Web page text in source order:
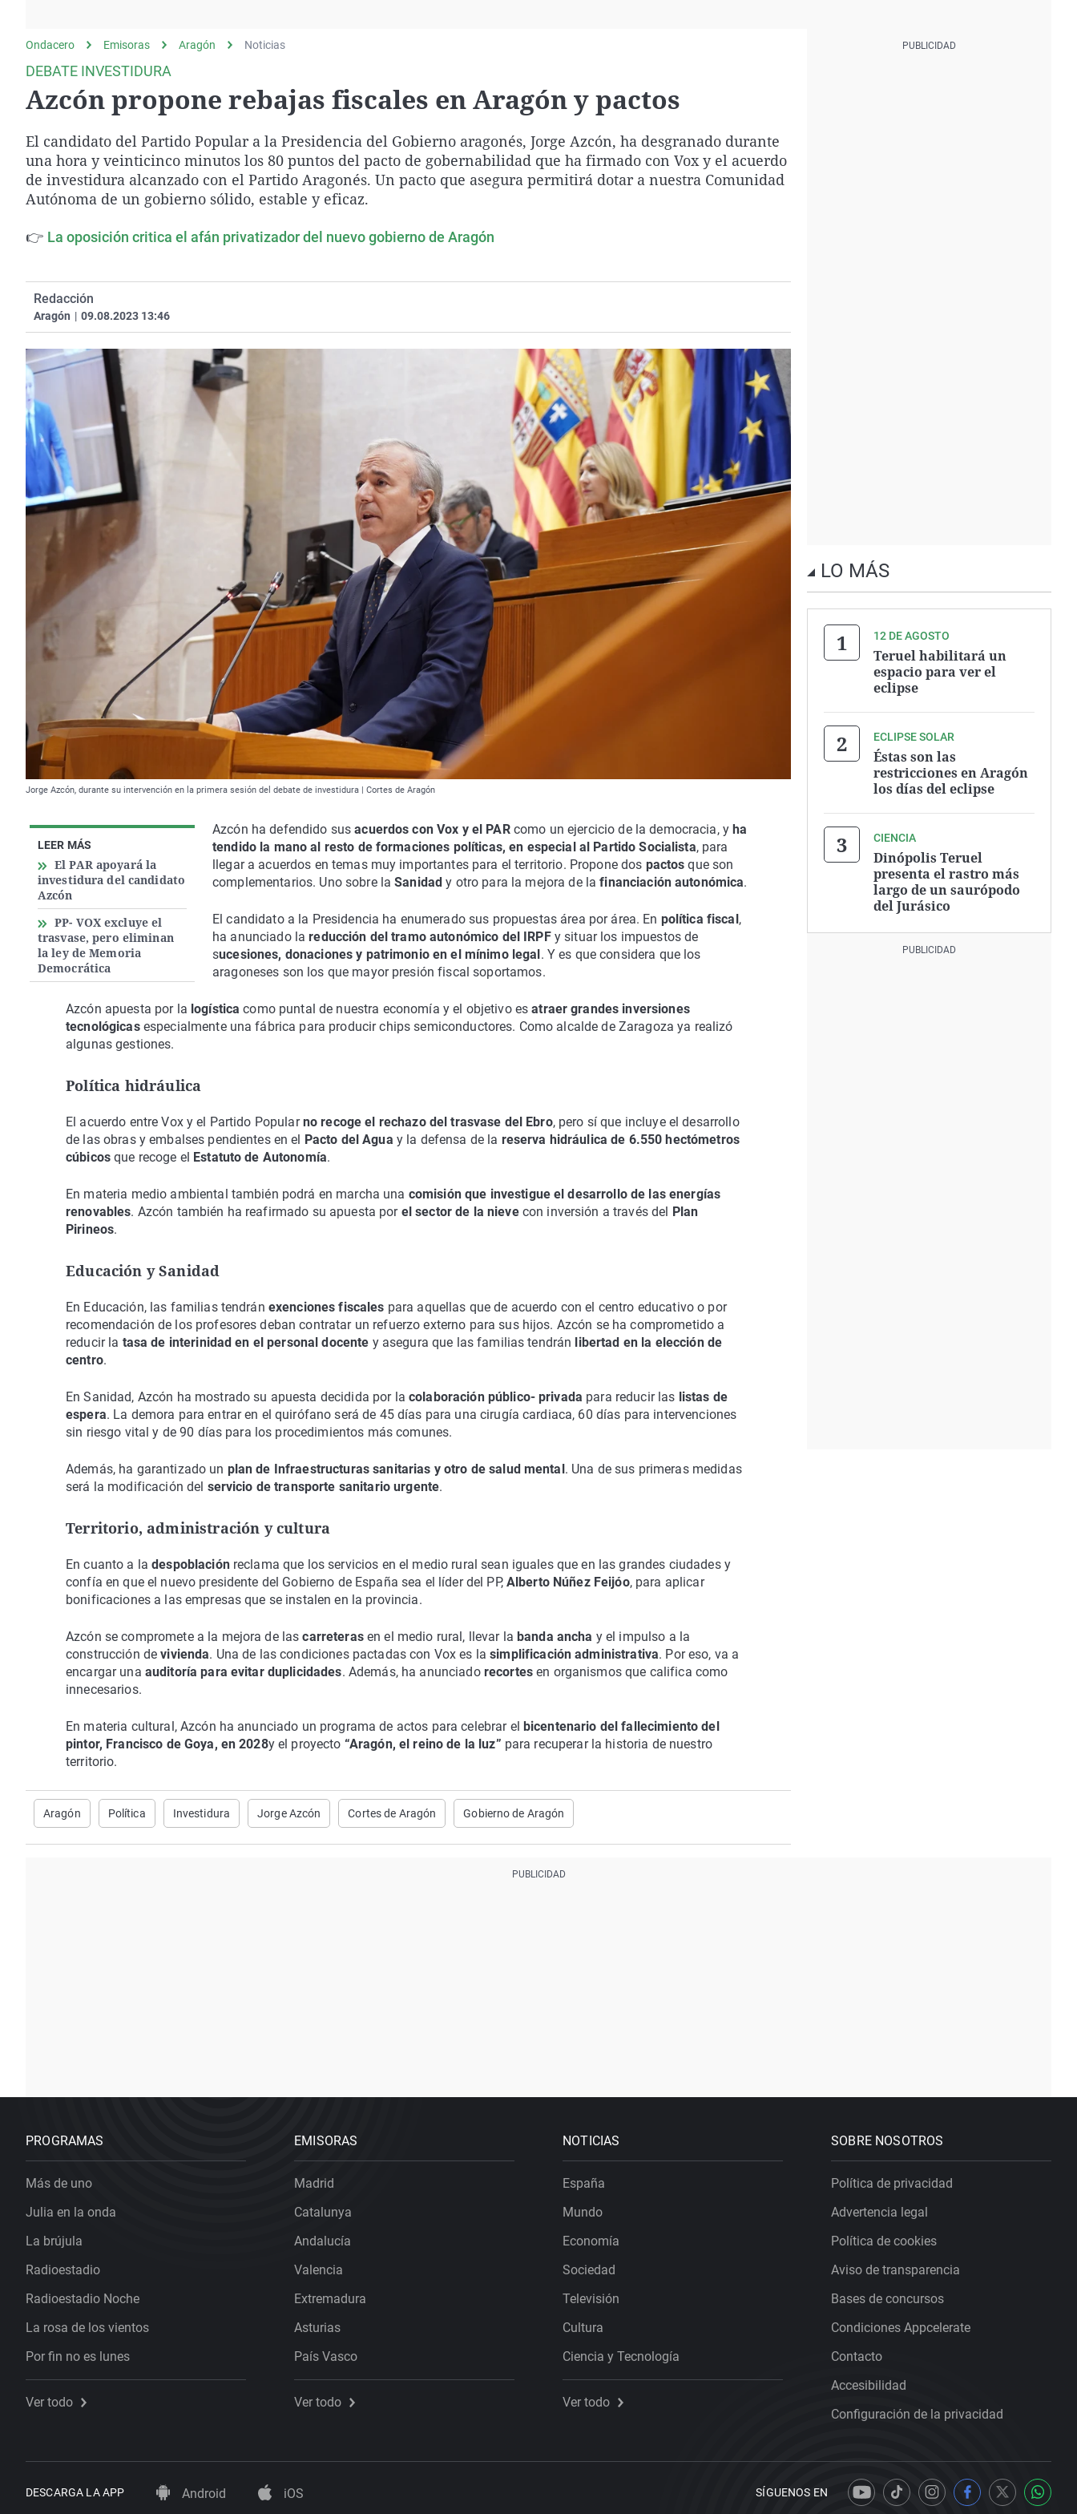
gato
Operación Viuda
Negra
Navarra
País Vasco
Ondacero Emisoras Aragón Noticias
DEBATE INVESTIDURA
Azcón propone rebajas fiscales en Aragón y pactos
El candidato del Partido Popular a la Presidencia del Gobierno aragonés, Jorge Azcón, ha desgranado durante
una hora y veinticinco minutos los 80 puntos del pacto de gobernabilidad que ha firmado con Vox y el acuerdo
de investidura alcanzado con el Partido Aragonés. Un pacto que asegura permitirá dotar a nuestra Comunidad
Autónoma de un gobierno sólido, estable y eficaz.
👉 La oposición critica el afán privatizador del nuevo gobierno de Aragón
Redacción
Aragón | 09.08.2023 13:46
Jorge Azcón, durante su intervención en la primera sesión del debate de investidura | Cortes de Aragón
LEER MÁS
El PAR apoyará la
investidura del candidato
Azcón
PP- VOX excluye el
trasvase, pero eliminan
la ley de Memoria
Democrática
Azcón ha defendido susacuerdos con Vox y el PARcomo un ejercicio de la democracia, y ha
tendido la mano al resto de formaciones políticas, en especial al Partido Socialista, para
llegar a acuerdos en temas muy importantes para el territorio. Propone dos pactos que son
complementarios. Uno sobre laSanidad y otro para la mejora de lafinanciación autonómica.
El candidato a la Presidencia ha enumerado sus propuestas área por área. En política fiscal ,
ha anunciado lareducción del tramo autonómico del IRPF y situar los impuestos de
sucesiones, donaciones y patrimonio en el mínimo legal . Y es que considera que los
aragoneses son los que mayor presión fiscal soportamos.
Azcón apuesta por la logísticacomo puntal de nuestra economía y el objetivo esatraer grandes inversiones
tecnológicas especialmente una fábrica para producir chips semiconductores. Como alcalde de Zaragoza ya realizó
algunas gestiones.
Política hidráulica
El acuerdo entre Vox y el Partido Popularno recoge el rechazo del trasvase del Ebro, pero sí que incluye el desarrollo
de las obras y embalses pendientes en el
Pacto del Agua y la defensa de la reserva hidráulica de 6.550 hectómetros
cúbicosque recoge el Estatuto de Autonomía.
En materia medio ambiental también podrá en marcha una comisión que investigue el desarrollo de las energías
renovables. Azcón también ha reafirmado su apuesta por el sector de la nievecon inversión a través del
Plan
Pirineos.
Educación y Sanidad
En Educación, las familias tendrán exenciones fiscales para aquellas que de acuerdo con el centro educativo o por
recomendación de los profesores deban contratar un refuerzo externo para sus hijos. Azcón se ha comprometido a
reducir la tasa de interinidad en el personal docente y asegura que las familias tendrán libertad en la elección de
centro.
En Sanidad, Azcón ha mostrado su apuesta decidida por la colaboración público- privada para reducir las listas de
espera. La demora para entrar en el quirófano será de 45 días para una cirugía cardiaca, 60 días para intervenciones
sin riesgo vital y de 90 días para los procedimientos más comunes.
Además, ha garantizado un plan de Infraestructuras sanitarias y otro de salud mental . Una de sus primeras medidas
será la modificación del servicio de transporte sanitario urgente.
Territorio, administración y cultura
En cuanto a ladespoblación reclama que los servicios en el medio rural sean iguales que en las grandes ciudades y
confía en que el nuevo presidente del Gobierno de España sea el líder del PP,Alberto Núñez Feijóo, para aplicar
bonificaciones a las empresas que se instalen en la provincia.
Azcón se compromete a la mejora de lascarreterasen el medio rural, llevar la banda ancha y el impulso a la
construcción devivienda. Una de las condiciones pactadas con Vox es lasimplificación administrativa. Por eso, va a
encargar una auditoría para evitar duplicidades. Además, ha anunciado recortesen organismos que califica como
innecesarios.
En materia cultural, Azcón ha anunciado un programa de actos para celebrar el bicentenario del fallecimiento del
pintor, Francisco de Goya, en 2028y el proyecto “Aragón, el reino de la luz” para recuperar la historia de nuestro
territorio.
Aragón Política Investidura Jorge Azcón Cortes de Aragón Gobierno de Aragón
LO MÁS
12 DE AGOSTO
Teruel habilitará un
espacio para ver el
eclipse
ECLIPSE SOLAR
Éstas son las
restricciones en Aragón
los días del eclipse
CIENCIA
Dinópolis Teruel
presenta el rastro más
largo de un saurópodo
del Jurásico
PROGRAMAS
Más de uno
Julia en la onda
La brújula
Radioestadio
Radioestadio Noche
La rosa de los vientos
Por fin no es lunes
Ver todo
EMISORAS
Madrid
Catalunya
Andalucía
Valencia
Extremadura
Asturias
País Vasco
Ver todo
NOTICIAS
España
Mundo
Economía
Sociedad
Televisión
Cultura
Ciencia y Tecnología
Ver todo
SOBRE NOSOTROS
Política de privacidad
Advertencia legal
Política de cookies
Aviso de transparencia
Bases de concursos
Condiciones Appcelerate
Contacto
Accesibilidad
Configuración de la privacidad
DESCARGA LA APP Android iOS SÍGUENOS EN